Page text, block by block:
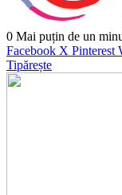
0 Mai puțin de un
Facebook X Pinterest
Tipărește